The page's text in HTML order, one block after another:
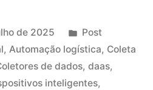
de 2025
Post
, Automação logística, Coleta
de dados, daas,
inteligentes,